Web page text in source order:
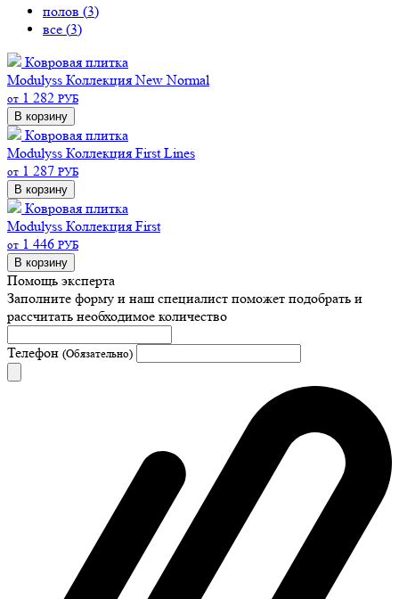
полов (3)
все (3)
Ковровая плитка
Modulyss Коллекция New Normal
от 1 282 РУБ
В корзину
Ковровая плитка
Modulyss Коллекция First Lines
от 1 287 РУБ
В корзину
Ковровая плитка
Modulyss Коллекция First
от 1 446 РУБ
В корзину
Помощь эксперта
Заполните форму и наш специалист поможет подобрать и
рассчитать необходимое количество
Телефон (Обязательно)